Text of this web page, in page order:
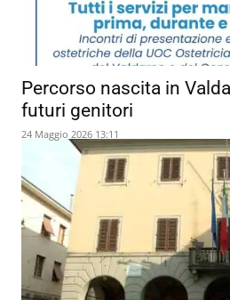
Percorso nascita in
futuri genitori
24 Maggio 2026 13:11